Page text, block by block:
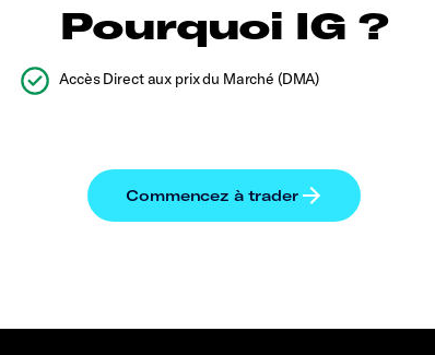
Pourquoi IG ?
Accès Direct aux prix du Marché (DMA)